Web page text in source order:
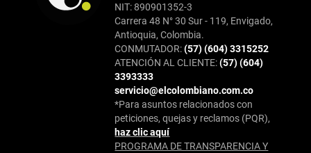
NIT: 890901352-3
Carrera 48 N° 30 Sur - 119, Envigado,
Antioquia, Colombia.
CONMUTADOR:(57) (604) 3315252
ATENCIÓN AL CLIENTE:(57) (604)
3393333
servicio@elcolombiano.com.co
*Para asuntos relacionados con
peticiones, quejas y reclamos (PQR),
haz clic aquí
PROGRAMA DE TRANSPARENCIA Y